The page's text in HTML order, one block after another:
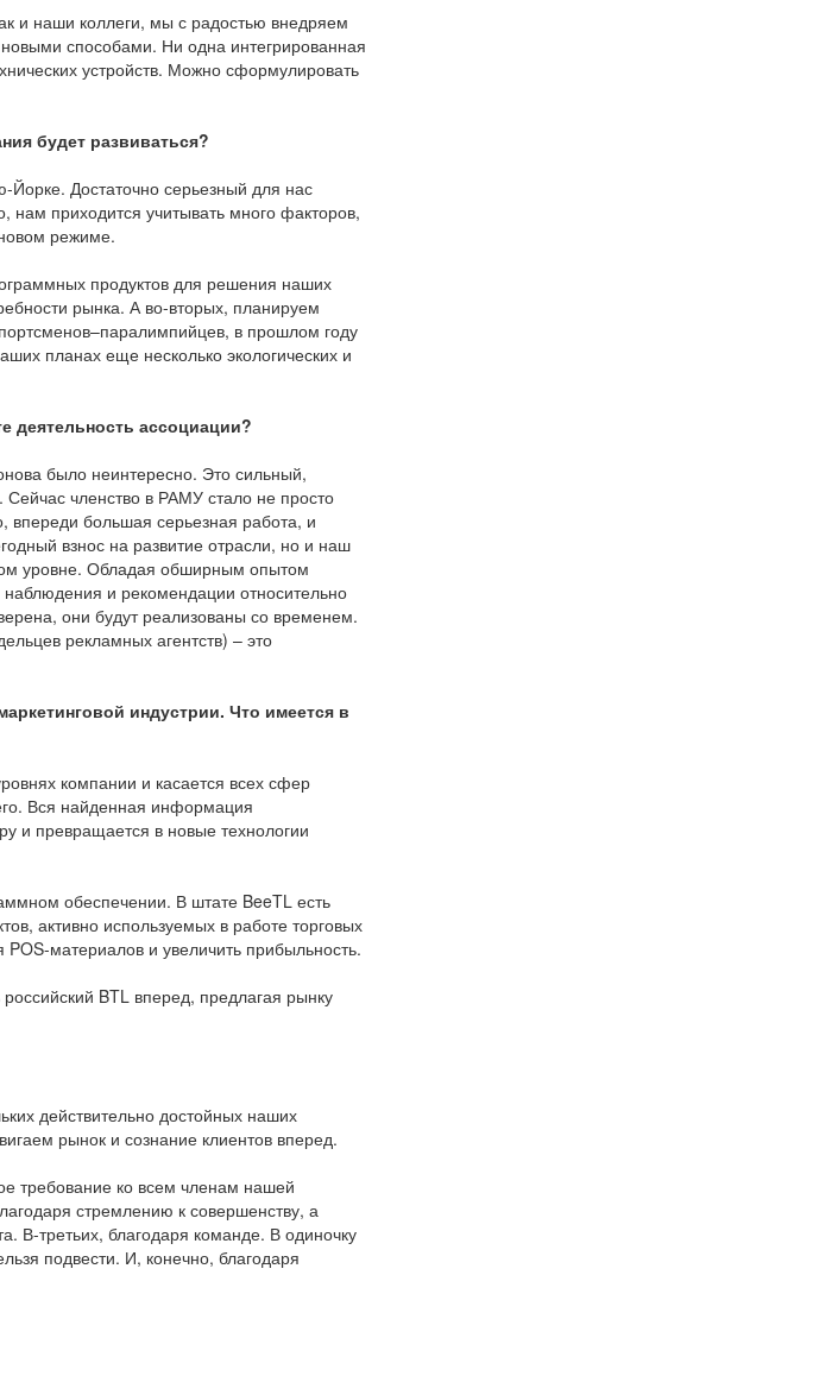
и наши коллеги, мы с радостью внедряем
способами. Ни одна интегрированная
устройств. Можно сформулировать
будет развиваться?
Йорке. Достаточно серьезный для нас
нам приходится учитывать много факторов,
режиме.
продуктов для решения наших
рынка. А во-вторых, планируем
в прошлом году
планах еще несколько экологических и
деятельность ассоциации?
было неинтересно. Это сильный,
членство в РАМУ стало не просто
впереди большая серьезная работа, и
взнос на развитие отрасли, но и наш
уровне. Обладая обширным опытом
и рекомендации относительно
они будут реализованы со временем.
рекламных агентств) – это
индустрии. Что имеется в
компании и касается всех сфер
Вся найденная информация
и превращается в новые технологии
обеспечении. В штате BeeTL есть
активно используемых в работе торговых
материалов и увеличить прибыльность.
BTL вперед, предлагая рынку
действительно достойных наших
рынок и сознание клиентов вперед.
требование ко всем членам нашей
стремлению к совершенству, а
В-третьих, благодаря команде. В одиночку
подвести. И, конечно, благодаря